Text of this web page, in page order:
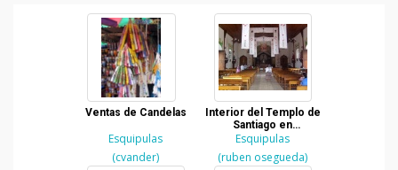
Ventas de Candelas
Esquipulas
(cvander)
Interior del Templo de
Santiago en
Esquipulas, Chiquimula
Esquipulas
(ruben osegueda)